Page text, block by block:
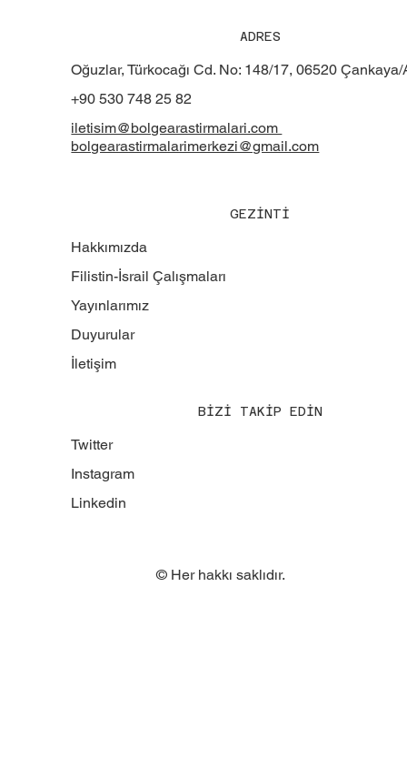
ADRES
Oğuzlar, Türkocağı Cd. No: 148/17, 06520
+90 530 748 25 82
iletisim@bolgearastirmalari.com
bolgearastirmalarimerkezi@gmail.com
GEZİNTİ
Hakkımızda
Filistin-İsrail Çalışmaları
Yayınlarımız
Duyurular
İletişim
BİZİ TAKİP EDİN
Twitter
Instagram
Linkedin
© Her hakkı saklıdır.